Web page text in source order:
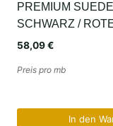
PREMIUM
SCHWARZ /
58,09€
Preis pro mb
In den